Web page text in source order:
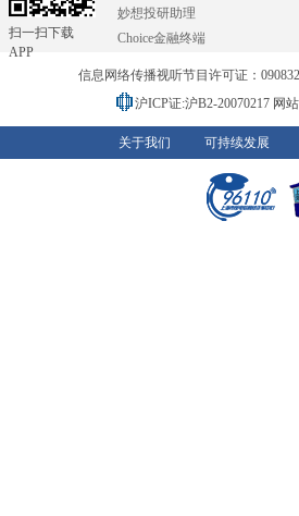
扫一扫下载
APP
妙想投研助理
Choice金融终端
信息网络传播视听节目许可证：
沪ICP证:沪B2-20070217 网
关于我们 可持续发展